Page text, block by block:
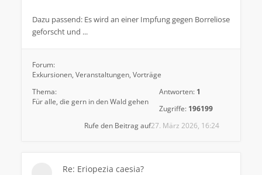
Dazu passend: Es wird an einer Impfung gegen Borreliose
geforscht und ...
Forum:
Exkursionen, Veranstaltungen, Vorträge
Thema:
Für alle, die gern in den Wald gehen
Antworten: 1
Zugriffe: 196199
27. März 2026, 16:24
Rufe den Beitrag auf
Re: Eriopezia caesia?